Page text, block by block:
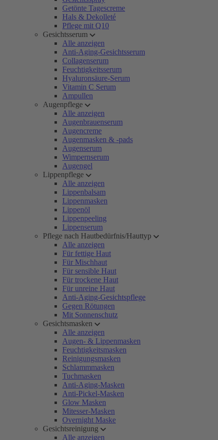
Getönte Tagescreme
Hals & Dekolleté
Pflege mit Q10
Gesichtsserum
Alle anzeigen
Anti-Aging-Gesichtsserum
Collagenserum
Feuchtigkeitsserum
Hyaluronsäure-Serum
Vitamin C Serum
Ampullen
Augenpflege
Alle anzeigen
Augenbrauenserum
Augencreme
Augenmasken & -pads
Augenserum
Wimpernserum
Augengel
Lippenpflege
Alle anzeigen
Lippenbalsam
Lippenmasken
Lippenöl
Lippenpeeling
Lippenserum
Pflege nach Hautbedürfnis/Hauttyp
Alle anzeigen
Für fettige Haut
Für Mischhaut
Für sensible Haut
Für trockene Haut
Für unreine Haut
Anti-Aging-Gesichtspflege
Gegen Rötungen
Mit Sonnenschutz
Gesichtsmasken
Alle anzeigen
Augen- & Lippenmasken
Feuchtigkeitsmasken
Reinigungsmasken
Schlammmasken
Tuchmasken
Anti-Aging-Masken
Anti-Pickel-Masken
Glow Masken
Mitesser-Masken
Overnight Maske
Gesichtsreinigung
Alle anzeigen